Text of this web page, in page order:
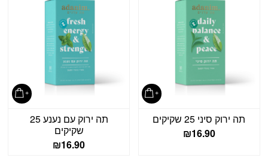
תה ירוק סיני 25 שקיקים
₪16.90
תה ירוק עם נענע 25
שקיקים
₪16.90